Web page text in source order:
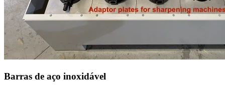
Barras de aço inoxidável